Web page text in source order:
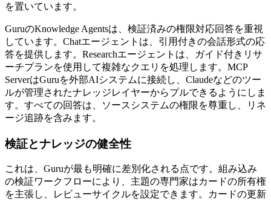
を置いています。
GuruのKnowledge Agentsは、検証済みの権限対応回答を重視
しています。Chatエージェントは、引用付きの会話形式の応
答を提供します。Researchエージェントは、ガイド付きリサ
ーチプランを使用して複雑なクエリを処理します。MCP
ServerはGuruを外部AIシステムに接続し、Claudeなどのツー
ルが管理されたナレッジレイヤーからプルできるようにしま
す。すべての回答は、ソースシステムの権限を尊重し、リネ
ージ追跡を含みます。
検証とナレッジの健全性
これは、Guruが最も明確に差別化される点です。組み込み
の検証ワークフローにより、主題の専門家はカードの所有権
を主張し、レビューサイクルを設定できます。カードの更新